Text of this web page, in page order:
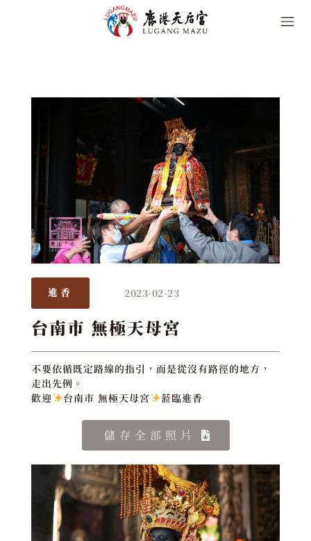
進香 2023-02-23
台南市 無極天母宮
不要依循既定路線的指引，而是從沒有路徑的地方，
走出先例。
歡迎
台南市 無極天母宮 蒞臨進香
儲存全部照片